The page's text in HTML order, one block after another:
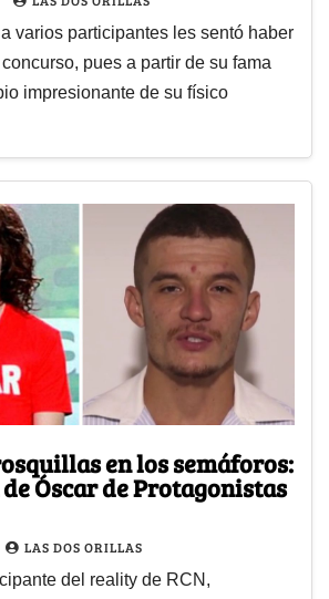
varios participantes les sentó haber
pues a partir de su fama
impresionante de su físico
en los semáforos:
Óscar de Protagonistas
LAS DOS ORILLAS
del reality de RCN,